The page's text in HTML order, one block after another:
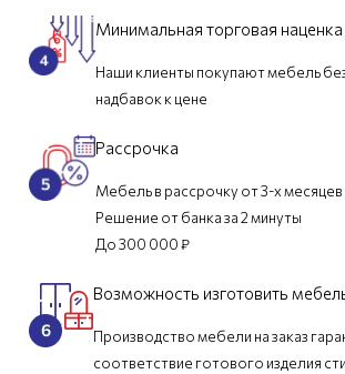
Минимальная торговая наценка
Наши клиенты покупают мебель
надбавок к цене
Рассрочка
Мебель в рассрочку от 3-х месяцев
Решение от банка за 2 минуты
До 300 000 ₽
Возможность изготовить
Производство мебели на заказ
соответствие готового изделия